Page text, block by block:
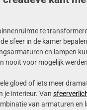
te
sfeer in de kamer
en lampen
nooit voor mogelijk
gloed of iets meer
je interieur. Van
van armaturen en